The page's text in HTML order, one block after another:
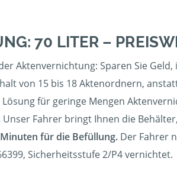
70 LITER –
Aktenvernichtung: Sparen Sie
von 15 bis 18 Aktenordnern,
für geringe Mengen
Fahrer bringt Ihnen die
für die Befüllung. Der Fahrer
Sicherheitsstufe 2/P4 vernichtet.